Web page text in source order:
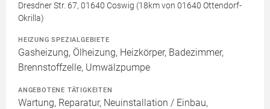
Dresdner Str. 67, 01640 Coswig (18km von 01640 Ottendorf-
Okrilla)
HEIZUNG SPEZIALGEBIETE
Gasheizung, Ölheizung, Heizkörper, Badezimmer,
Brennstoffzelle, Umwälzpumpe
ANGEBOTENE TÄTIGKEITEN
Wartung, Reparatur, Neuinstallation / Einbau,